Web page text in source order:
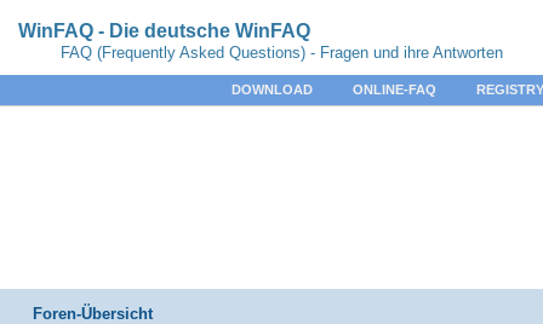
WinFAQ - Die deutsche WinFAQ
FAQ (Frequently Asked Questions) - Fragen und ihre Antworten
DOWNLOAD ONLINE-FAQ
Foren-Übersicht